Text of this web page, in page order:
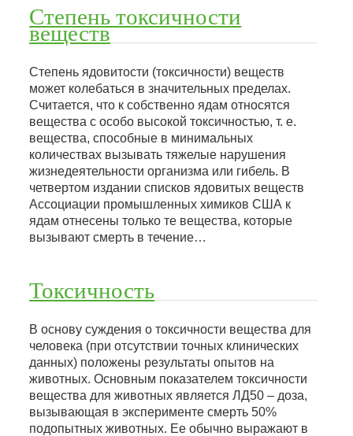
Степень токсичности
веществ
Степень ядовитости (токсичности) веществ
может колебаться в значительных пределах.
Считается, что к собственно ядам относятся
вещества с особо высокой токсичностью, т. е.
вещества, способные в минимальных
количествах вызывать тяжелые нарушения
жизнедеятельности организма или гибель. В
четвертом издании списков ядовитых веществ
Ассоциации промышленных химиков США к
ядам отнесены только те вещества, которые
вызывают смерть в течение…
Токсичность
В основу суждения о токсичности вещества для
человека (при отсутствии точных клинических
данных) положены результаты опытов на
животных. Основным показателем токсичности
вещества для животных является ЛД50 – доза,
вызывающая в эксперименте смерть 50%
подопытных животных. Ее обычно выражают в